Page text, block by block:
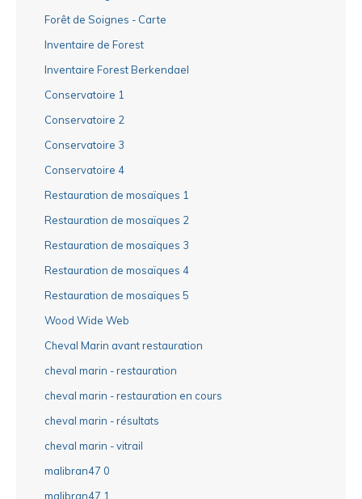
Forêt de Soignes - Carte
Inventaire de Forest
Inventaire Forest Berkendael
Conservatoire 1
Conservatoire 2
Conservatoire 3
Conservatoire 4
Restauration de mosaïques 1
Restauration de mosaïques 2
Restauration de mosaïques 3
Restauration de mosaïques 4
Restauration de mosaïques 5
Wood Wide Web
Cheval Marin avant restauration
cheval marin - restauration
cheval marin - restauration en cours
cheval marin - résultats
cheval marin - vitrail
malibran47 0
malibran47 1